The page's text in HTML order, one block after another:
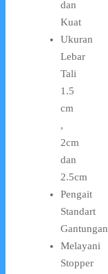
dan
Kuat
Ukuran
Lebar
Tali
1.5
cm
,
2cm
dan
2.5cm
Pengait
Standart
Gantungan
Melayani
Stopper